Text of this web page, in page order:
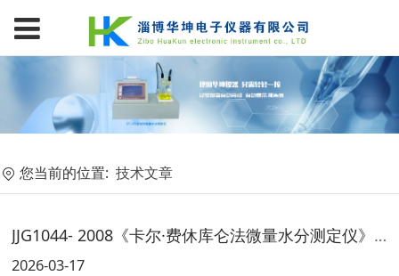
您当前的位置: 技术文章
JJG1044- 2008《卡尔·费休库仑法微量水分测定仪》检定规程解读
2026-03-17